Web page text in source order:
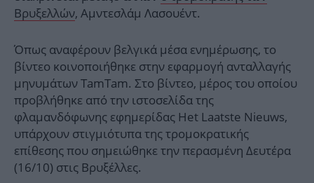
Βρυξελλών, Αμντεσλάμ Λασουέντ.
Όπως αναφέρουν βελγικά μέσα ενημέρωσης, το
βίντεο κοινοποιήθηκε στην εφαρμογή ανταλλαγής
μηνυμάτων TamTam. Στο βίντεο, μέρος του οποίου
προβλήθηκε από την ιστοσελίδα της
φλαμανδόφωνης εφημερίδας Het Laatste Nieuws,
υπάρχουν στιγμιότυπα της τρομοκρατικής
επίθεσης που σημειώθηκε την περασμένη Δευτέρα
(16/10) στις Βρυξέλλες.